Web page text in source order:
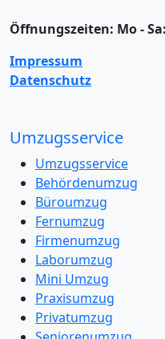
Öffnungszeiten: Mo -
Impressum
Datenschutz
Umzugsservice
Umzugsservice
Behördenumzug
Büroumzug
Fernumzug
Firmenumzug
Laborumzug
Mini Umzug
Praxisumzug
Privatumzug